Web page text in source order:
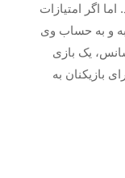
اگر امتیازات
و به حساب وی
یک بازی
بازیکنان به